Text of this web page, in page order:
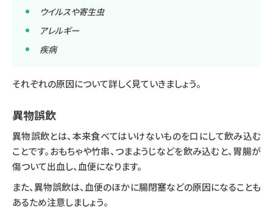
ウイルスや寄生虫
アレルギー
疾病
それぞれの原因について詳しく見ていきましょう。
異物誤飲
異物誤飲とは、本来食べてはいけないものを口にして飲み込む
ことです。おもちゃや竹串、つまようじなどを飲み込むと、胃腸が
傷ついて出血し、血便になります。
また、異物誤飲は、血便のほかに腸閉塞などの原因になることも
あるため注意しましょう。